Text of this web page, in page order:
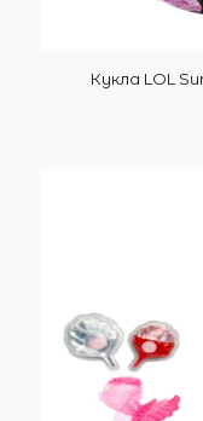
Кукла LOL